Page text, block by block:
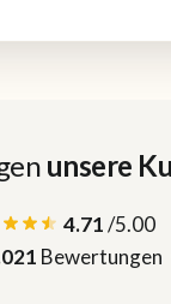
unsere
4.71/5.00
Bewertungen